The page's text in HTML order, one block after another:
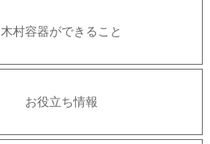
木村容器ができること
お役立ち情報